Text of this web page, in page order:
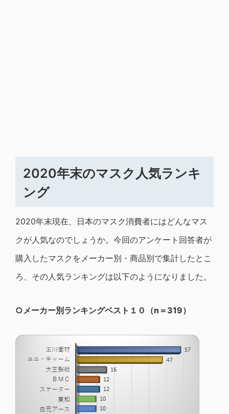
2020年末のマスク人気ランキ
ング
2020年末現在、日本のマスク消費者にはどんなマス
クが人気なのでしょうか。今回のアンケート回答者が
購入したマスクをメーカー別・商品別で集計したとこ
ろ、その人気ランキングは以下のようになりました。
○メーカー別ランキングベスト１０（n＝319）